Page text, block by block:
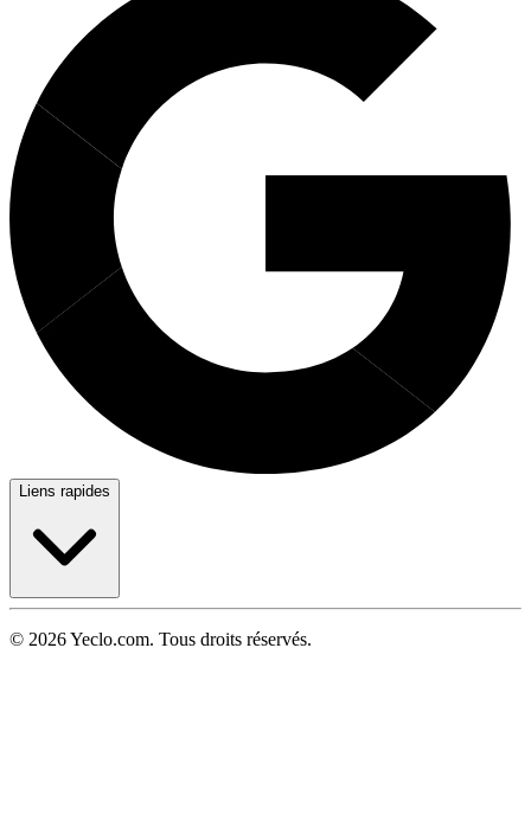
Liens rapides
© 2026 Yeclo.com. Tous droits réservés.